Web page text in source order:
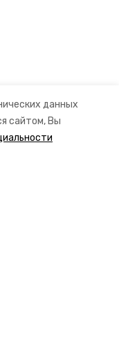
данных
сайтом, Вы